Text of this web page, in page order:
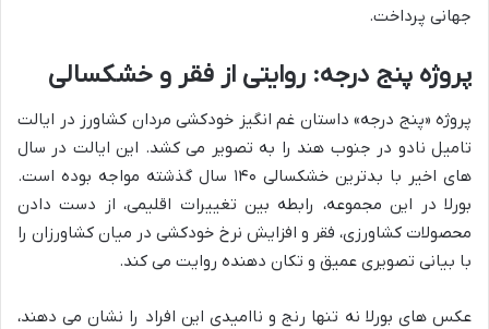
جهانی پرداخت.
پروژه پنج درجه: روایتی از فقر و خشکسالی
پروژه «پنج درجه» داستان غم انگیز خودکشی مردان کشاورز در ایالت
تامیل نادو در جنوب هند را به تصویر می کشد. این ایالت در سال
های اخیر با بدترین خشکسالی ۱۴۰ سال گذشته مواجه بوده است.
بورلا در این مجموعه، رابطه بین تغییرات اقلیمی، از دست دادن
محصولات کشاورزی، فقر و افزایش نرخ خودکشی در میان کشاورزان را
با بیانی تصویری عمیق و تکان دهنده روایت می کند.
عکس های بورلا نه تنها رنج و ناامیدی این افراد را نشان می دهند،